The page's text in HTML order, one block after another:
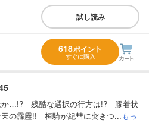
試し読み
618ポイント
すぐに購入
か…!? 残酷な選択の行方は!? 膠着状
天の霹靂!! 桓騎が紀彗に突きつ...もっ